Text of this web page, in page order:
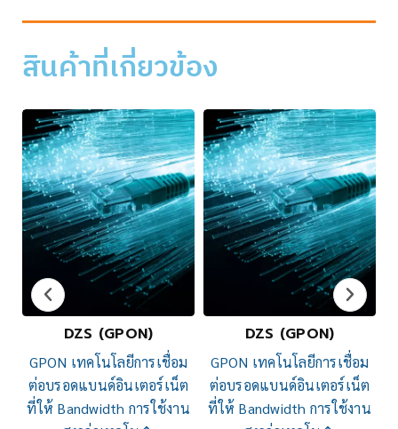
สินค้าที่เกี่ยวข้อง
DZS (GPON)
GPON เทคโนโลยีการเชื่อม
ต่อบรอดแบนด์อินเตอร์เน็ต
ที่ให้ Bandwidth การใช้งาน
DZS (GPON)
GPON เทคโนโลยีการเชื่อม
ต่อบรอดแบนด์อินเตอร์เน็ต
ที่ให้ Bandwidth การใช้งาน